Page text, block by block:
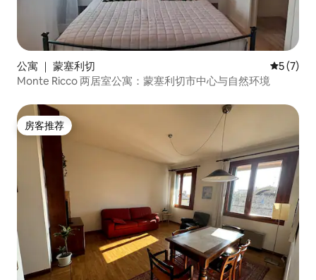
公寓 ｜ 蒙塞利切 平均评分
5 (7)
Monte Ricco 两居室公寓：蒙塞利切市中心与自然环境
房客推荐
房客推荐